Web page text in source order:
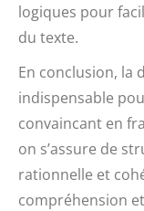
logiques pour
du texte.
En conclusion, la
indispensable
convaincant en
on s’assure de
rationnelle et
compréhension